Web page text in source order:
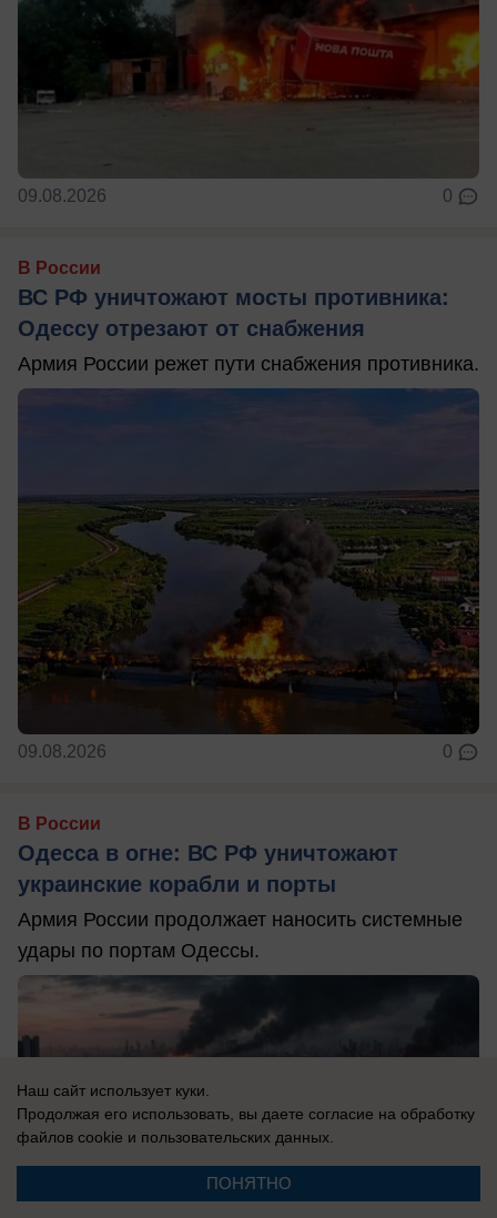
09.08.2026 0
В России
ВС РФ уничтожают мосты противника:
Одессу отрезают от снабжения
Армия России режет пути снабжения противника.
09.08.2026 0
В России
Одесса в огне: ВС РФ уничтожают
украинские корабли и порты
Армия России продолжает наносить системные
удары по портам Одессы.
Наш сайт использует куки.
Продолжая его использовать, вы даете согласие на обработку
файлов cookie и пользовательских данных.
ПОНЯТНО